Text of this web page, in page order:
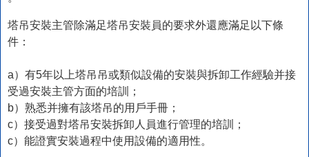
塔吊安裝主管除滿足塔吊安裝員的要求外還應滿足以下條
件：
a）有5年以上塔吊吊或類似設備的安裝與拆卸工作經驗并接
受過安裝主管方面的培訓；
b）熟悉并擁有該塔吊的用戶手冊；
c）接受過對塔吊安裝拆卸人員進行管理的培訓；
c）能證實安裝過程中使用設備的適用性。